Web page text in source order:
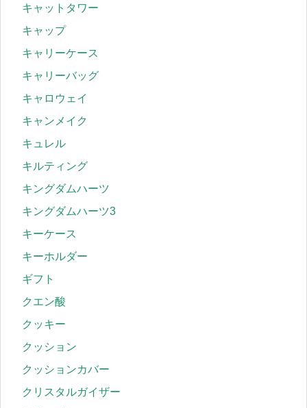
キャットタワー
キャップ
キャリーケース
キャリーバッグ
キャロウェイ
キャンメイク
キュレル
キルティング
キングダムハーツ
キングダムハーツ3
キーケース
キーホルダー
ギフト
クエン酸
クッキー
クッション
クッションカバー
クリスタルガイザー